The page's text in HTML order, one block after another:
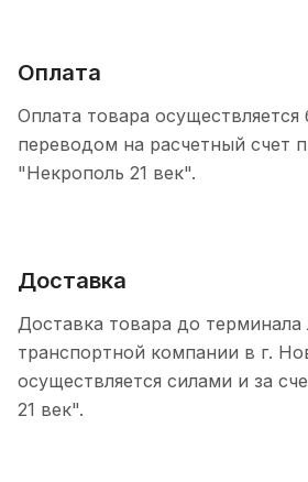
Оплата
Оплата товара осуществляется
переводом на расчетный счет
"Некрополь 21 век".
Доставка
Доставка товара до
транспортной компании в г.
осуществляется силами и за
21 век".